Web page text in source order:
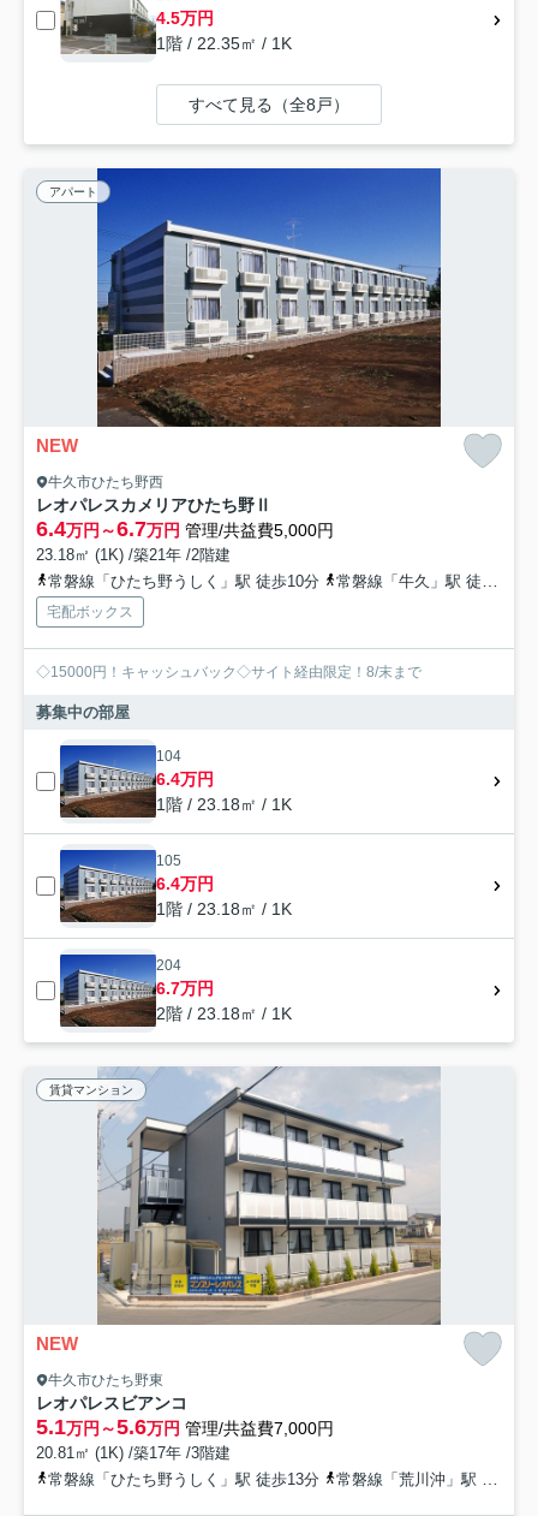
4.5万円
1階 / 22.35㎡ / 1K
すべて見る（全8戸）
アパート
NEW
牛久市ひたち野西
レオパレスカメリアひたち野Ⅱ
6.4万円～6.7万円 管理/共益費5,000円
23.18㎡ (1K) /築21年 /2階建
常磐線「ひたち野うしく」駅 徒歩10分
常磐線「牛久」駅 徒歩60分
宅配ボックス
◇15000円！キャッシュバック◇サイト経由限定！8/末まで
募集中の部屋
104
6.4万円
1階 / 23.18㎡ / 1K
105
6.4万円
1階 / 23.18㎡ / 1K
204
6.7万円
2階 / 23.18㎡ / 1K
賃貸マンション
NEW
牛久市ひたち野東
レオパレスビアンコ
5.1万円～5.6万円 管理/共益費7,000円
20.81㎡ (1K) /築17年 /3階建
常磐線「ひたち野うしく」駅 徒歩13分
常磐線「荒川沖」駅 徒歩42分